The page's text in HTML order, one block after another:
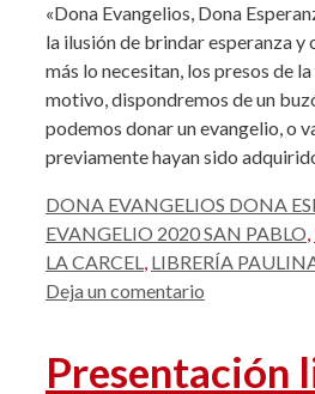
«Dona Evangelios, Dona
la ilusión de brindar esperanza y
más lo necesitan, los presos de
motivo, dispondremos de un
podemos donar un evangelio, o
previamente hayan sido
Etiquetas
DONA EVANGELIOS DONA
EVANGELIO 2020 SAN PABLO,
LA CARCEL, LIBRERÍA
Deja un comentario
Presentación